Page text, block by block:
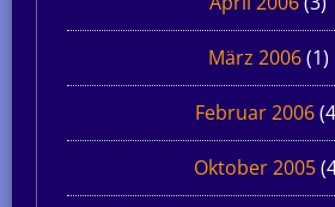
März 2006(1)
Februar 2006
Oktober 2005